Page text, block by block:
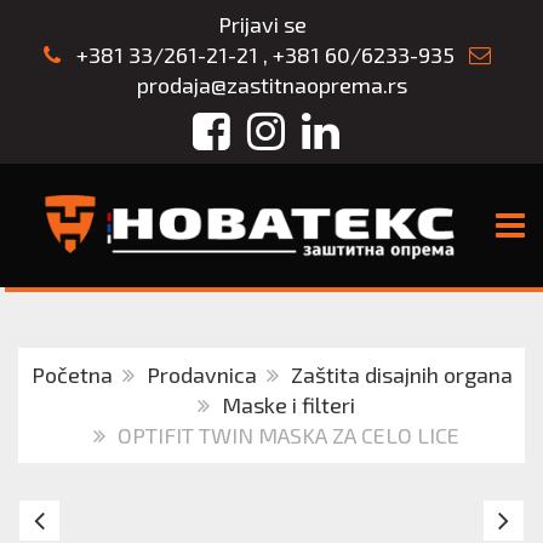
Prijavi se
+381 33/261-21-21 , +381 60/6233-935
prodaja@zastitnaoprema.rs
FacebookInstagram
LinkedIn
Početna Prodavnica
Zaštita disajnih organa
Maske i filteri
OPTIFIT TWIN MASKA ZA CELO LICE
3M